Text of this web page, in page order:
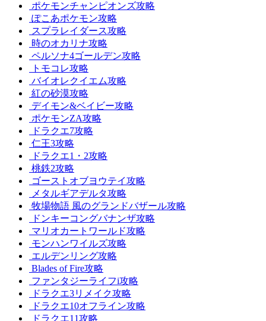
ポケモンチャンピオンズ攻略
ぽこあポケモン攻略
スプラレイダース攻略
時のオカリナ攻略
ペルソナ4ゴールデン攻略
トモコレ攻略
バイオレクイエム攻略
紅の砂漠攻略
デイモン&ベイビー攻略
ポケモンZA攻略
ドラクエ7攻略
仁王3攻略
ドラクエ1・2攻略
桃鉄2攻略
ゴーストオブヨウテイ攻略
メタルギアデルタ攻略
牧場物語 風のグランドバザール攻略
ドンキーコングバナンザ攻略
マリオカートワールド攻略
モンハンワイルズ攻略
エルデンリング攻略
Blades of Fire攻略
ファンタジーライフi攻略
ドラクエ3リメイク攻略
ドラクエ10オフライン攻略
ドラクエ11攻略